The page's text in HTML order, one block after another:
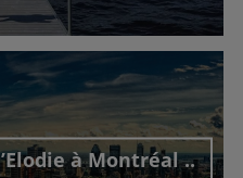
interview
à Montréal ..